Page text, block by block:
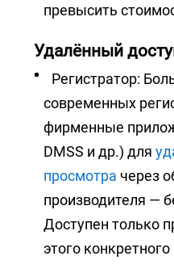
превысить
Удалённый
Регистратор: Большинство
современных
фирменные
DMSS и др.) для
просмотра через
производителя —
Доступен только
этого